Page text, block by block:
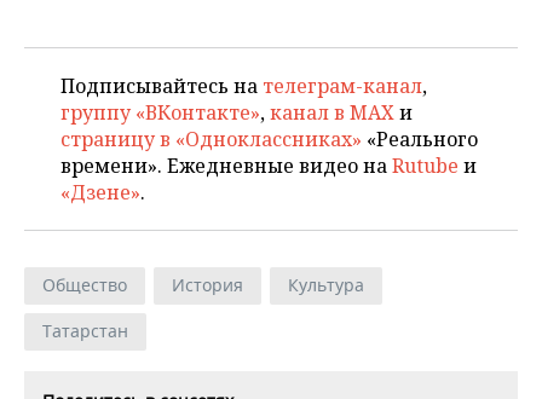
Подписывайтесь на телеграм-канал,
группу «ВКонтакте»,канал в MAXи
страницу в «Одноклассниках» «Реального
времени». Ежедневные видео наRutube и
«Дзене».
Общество История
Культура
Татарстан